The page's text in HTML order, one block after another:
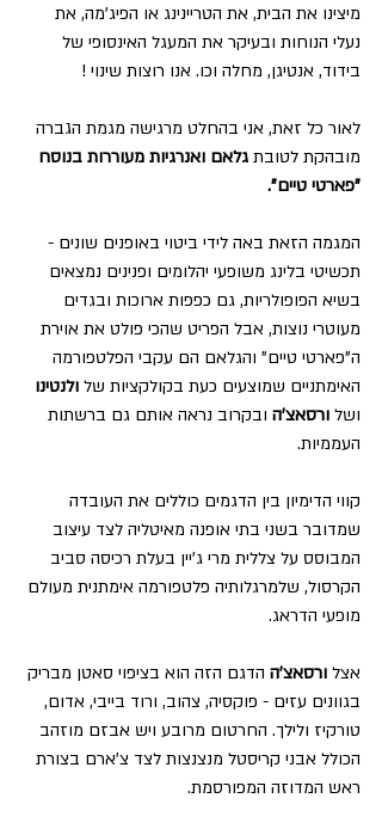
מיצינו את הבית, את הטריינינג או הפיג'מה, את
נעלי הנוחות ובעיקר את המעגל האינסופי של
בידוד, אנטיגן, מחלה וכו. אנו רוצות שינוי !
לאור כל זאת, אני בהחלט מרגישה מגמת הגברה
מובהקת לטובת גלאם ואנרגיות מעוררות בנוסח
"פארטי טיים".
המגמה הזאת באה לידי ביטוי באופנים שונים -
תכשיטי בלינג משופעי יהלומים ופנינים נמצאים
בשיא הפופולריות, גם כפפות ארוכות ובגדים
מעוטרי נוצות, אבל הפריט שהכי פולט את אוירת
ה"פארטי טיים" והגלאם הם עקבי הפלטפורמה
האימתניים שמוצעים כעת בקולקציות של ולנטינו
ושל ורסאצ'ה ובקרוב נראה אותם גם ברשתות
העממיות.
קווי הדימיון בין הדגמים כוללים את העובדה
שמדובר בשני בתי אופנה מאיטליה לצד עיצוב
המבוסס על צללית מרי ג'יין בעלת רכיסה סביב
הקרסול, שלמרגלותיה פלטפורמה אימתנית מעולם
מופעי הדראג.
אצל ורסאצ'ה הדגם הזה הוא בציפוי סאטן מבריק
בגוונים עזים - פוקסיה, צהוב, ורוד בייבי, אדום,
טורקיז ולילך. החרטום מרובע ויש אבזם מוזהב
הכולל אבני קריסטל מנצנצות לצד צ'ארם בצורת
ראש המדוזה המפורסמת.